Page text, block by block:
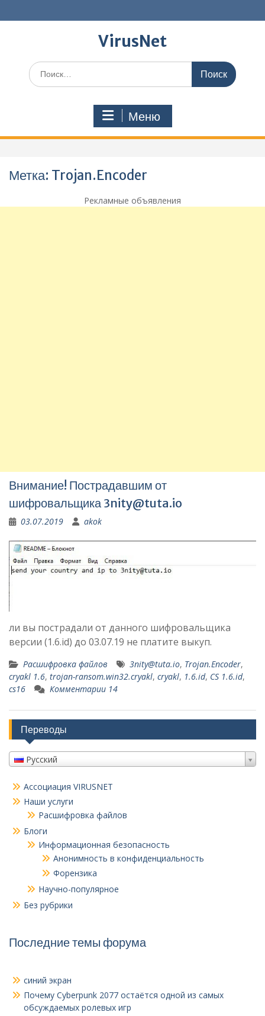
к
VirusNet
Поиск
по:
Меню
Метка: Trojan.Encoder
Рекламные объявления
Внимание! Пострадавшим от
шифровальщика 3nity@tuta.io
03.07.2019 akok
ли вы пострадали от данного шифровальщика
версии (1.6.id) до 03.07.19 не платите выкуп.
Расшифровка файлов 3nity@tuta.io, Trojan.Encoder,
cryakl 1.6, trojan-ransom.win32.cryakl, cryakl, 1.6.id, CS 1.6.id,
cs16
Комментарии 14
Переводы
Русский
Ассоциация VIRUSNET
Наши услуги
Расшифровка файлов
Блоги
Информационная безопасность
Анонимность в конфиденциальность
Форензика
Научно-популярное
Без рубрики
Последние темы форума
синий экран
Почему Cyberpunk 2077 остаётся одной из самых
обсуждаемых ролевых игр